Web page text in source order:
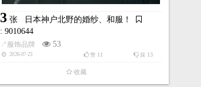
3 张
日本神户北野的婚纱、和服！
: 9010644
↗ 服饰品牌 53
2026-07-23 踩 13
赞11
收藏
4张 日本玛斯卡特集团！ : 9010596
音乐视听 151